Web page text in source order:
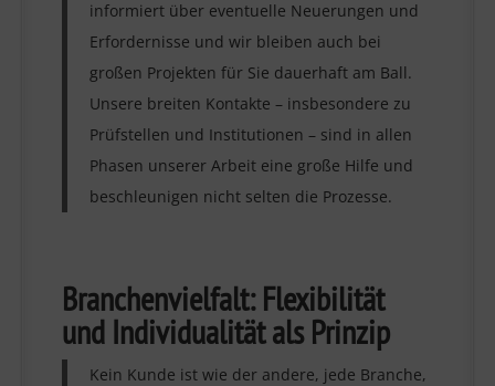
informiert über eventuelle Neuerungen und
Erfordernisse und wir bleiben auch bei
großen Projekten für Sie dauerhaft am Ball.
Unsere breiten Kontakte – insbesondere zu
Prüfstellen und Institutionen – sind in allen
Phasen unserer Arbeit eine große Hilfe und
beschleunigen nicht selten die Prozesse.
Branchenvielfalt: Flexibilität
und Individualität als Prinzip
Kein Kunde ist wie der andere, jede Branche,